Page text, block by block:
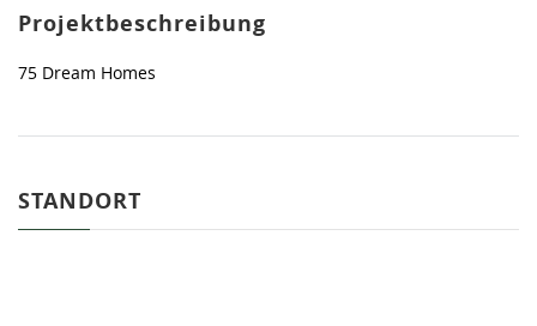
Projektbeschreibung
75 Dream Homes
STANDORT